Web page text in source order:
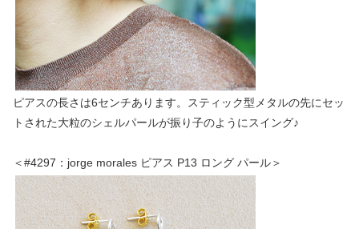
ピアスの長さは6センチあります。スティック型メタルの先にセッ
トされた大粒のシェルパールが振り子のようにスイング♪
＜#4297：jorge morales ピアス P13 ロング パール＞